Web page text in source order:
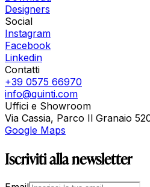
Designers
Social
Instagram
Facebook
Linkedin
Contatti
+39 0575 66970
info@quinti.com
Uffici e Showroom
Via Cassia, Parco Il Granaio
Google Maps
Iscriviti alla newsletter